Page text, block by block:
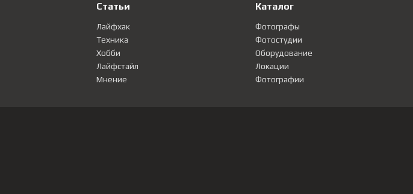
Статьи
Лайфхак
Техника
Хобби
Лайфстайл
Мнение
Каталог
Фотографы
Фотостудии
Оборудование
Локации
Фотографии